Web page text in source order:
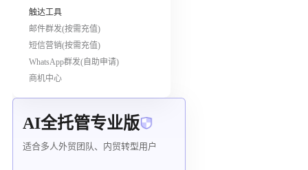
触达工具
邮件群发(按需充值)
短信营销(按需充值)
WhatsApp群发(自助申请)
商机中心
AI全托管专业版
适合多人外贸团队、内贸转型用户